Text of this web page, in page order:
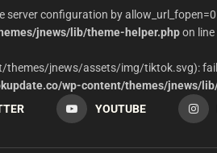
configuration by allow_url_fopen=0
jnews/lib/theme-helper.phpon line
jnews/assets/img/tiktok.svg):
wp-content/themes/jnews/
YOUTUBE